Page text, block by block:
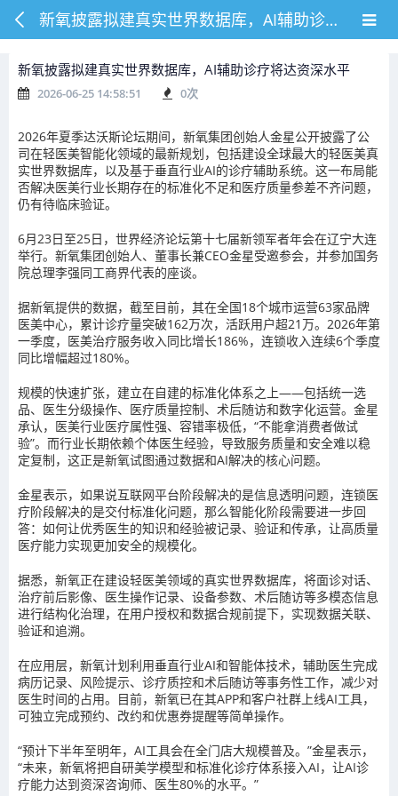
新氧披露拟建真实世界数据库，AI辅助诊疗将达资深水平
新氧披露拟建真实世界数据库，AI辅助诊疗将达资深水平
2026-06-25 14:58:51 0次
2026年夏季达沃斯论坛期间，新氧集团创始人金星公开披露了公
司在轻医美智能化领域的最新规划，包括建设全球最大的轻医美真
实世界数据库，以及基于垂直行业AI的诊疗辅助系统。这一布局能
否解决医美行业长期存在的标准化不足和医疗质量参差不齐问题，
仍有待临床验证。
6月23日至25日，世界经济论坛第十七届新领军者年会在辽宁大连
举行。新氧集团创始人、董事长兼CEO金星受邀参会，并参加国务
院总理李强同工商界代表的座谈。
据新氧提供的数据，截至目前，其在全国18个城市运营63家品牌
医美中心，累计诊疗量突破162万次，活跃用户超21万。2026年第
一季度，医美治疗服务收入同比增长186%，连锁收入连续6个季度
同比增幅超过180%。
规模的快速扩张，建立在自建的标准化体系之上——包括统一选
品、医生分级操作、医疗质量控制、术后随访和数字化运营。金星
承认，医美行业医疗属性强、容错率极低，“不能拿消费者做试
验”。而行业长期依赖个体医生经验，导致服务质量和安全难以稳
定复制，这正是新氧试图通过数据和AI解决的核心问题。
金星表示，如果说互联网平台阶段解决的是信息透明问题，连锁医
疗阶段解决的是交付标准化问题，那么智能化阶段需要进一步回
答：如何让优秀医生的知识和经验被记录、验证和传承，让高质量
医疗能力实现更加安全的规模化。
据悉，新氧正在建设轻医美领域的真实世界数据库，将面诊对话、
治疗前后影像、医生操作记录、设备参数、术后随访等多模态信息
进行结构化治理，在用户授权和数据合规前提下，实现数据关联、
验证和追溯。
在应用层，新氧计划利用垂直行业AI和智能体技术，辅助医生完成
病历记录、风险提示、诊疗质控和术后随访等事务性工作，减少对
医生时间的占用。目前，新氧已在其APP和客户社群上线AI工具，
可独立完成预约、改约和优惠券提醒等简单操作。
“预计下半年至明年，AI工具会在全门店大规模普及。”金星表示，
“未来，新氧将把自研美学模型和标准化诊疗体系接入AI，让AI诊
疗能力达到资深咨询师、医生80%的水平。”